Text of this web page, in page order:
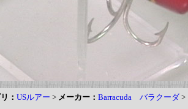
： USルアー > メーカー： Barracuda バラクーダ >